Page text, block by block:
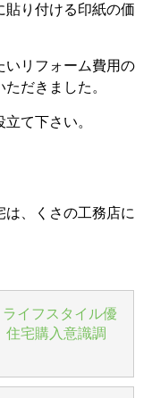
貼り付ける印紙の価
いリフォーム費用の
だきました。
て下さい。
は、くさの工務店に
イフスタイル優
住宅購入意識調